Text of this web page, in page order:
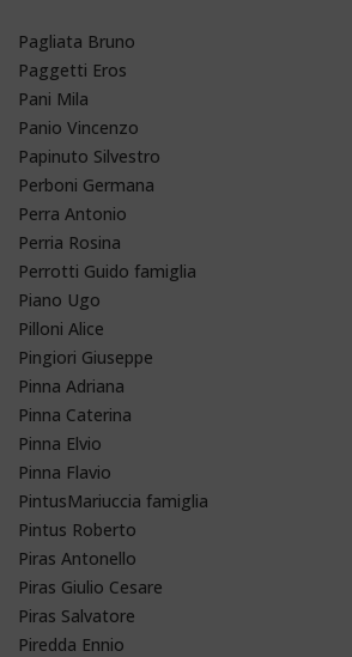
Pagliata Bruno
Paggetti Eros
Pani Mila
Panio Vincenzo
Papinuto Silvestro
Perboni Germana
Perra Antonio
Perria Rosina
Perrotti Guido famiglia
Piano Ugo
Pilloni Alice
Pingiori Giuseppe
Pinna Adriana
Pinna Caterina
Pinna Elvio
Pinna Flavio
PintusMariuccia famiglia
Pintus Roberto
Piras Antonello
Piras Giulio Cesare
Piras Salvatore
Piredda Ennio